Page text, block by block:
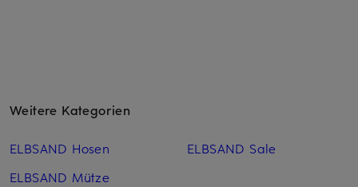
Weitere Kategorien
ELBSAND Hosen
ELBSAND Mütze
ELBSAND Sale